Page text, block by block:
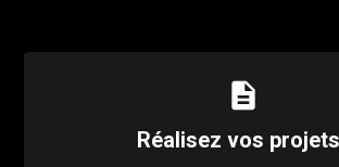
description
Réalisez vos